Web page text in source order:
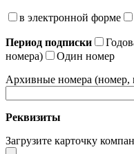
в электронной форме
Период подписки
номера)
Один номер
Архивные номера (номер,
Реквизиты
Загрузите карточку